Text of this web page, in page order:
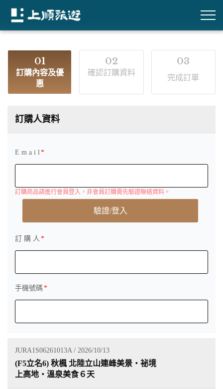
01
訂購內容及優
惠
02
確認訂購資料
03
完成訂單
訂購人資料
E m a i l
訂購商品請進行會員登入，非會員訂購需先驗證聯絡資料。
驗證/登入
訂 購 人
手機號碼
JURA1S06261013A / 2026/10/13
(F5立名6) 秋楓 北陸立山連峰美景・祕境
上高地・溫泉美食６天